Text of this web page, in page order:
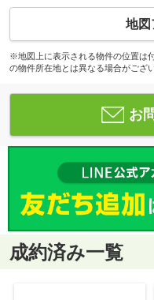
地図
※地図上に表示される物件の位置は
の物件所在地とは異なる場合がござ
お
成約済み一覧